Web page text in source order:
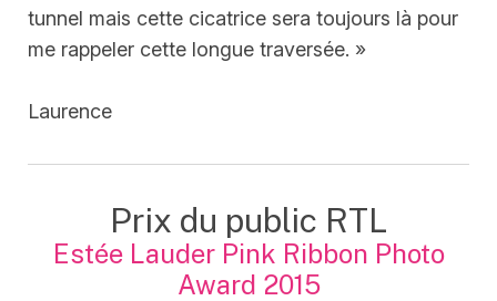
tunnel mais cette cicatrice sera toujours là pour
me rappeler cette longue traversée. »
Laurence
Prix du public RTL
Estée Lauder Pink Ribbon Photo
Award 2015